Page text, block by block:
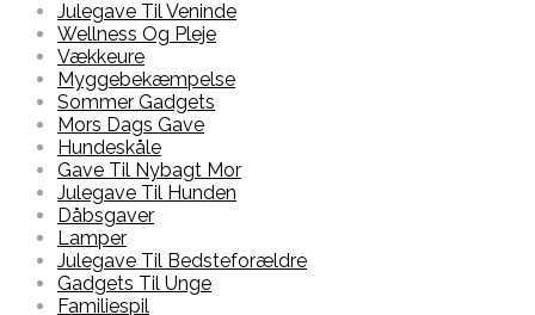
Julegave Til Veninde
Wellness Og Pleje
Vækkeure
Myggebekæmpelse
Sommer Gadgets
Mors Dags Gave
Hundeskåle
Gave Til Nybagt Mor
Julegave Til Hunden
Dåbsgaver
Lamper
Julegave Til Bedsteforældre
Gadgets Til Unge
Familiespil